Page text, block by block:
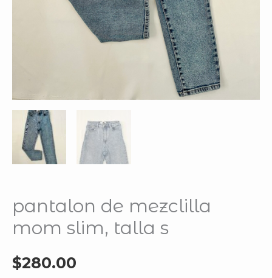
pantalon de mezclilla
mom slim, talla s
$280.00